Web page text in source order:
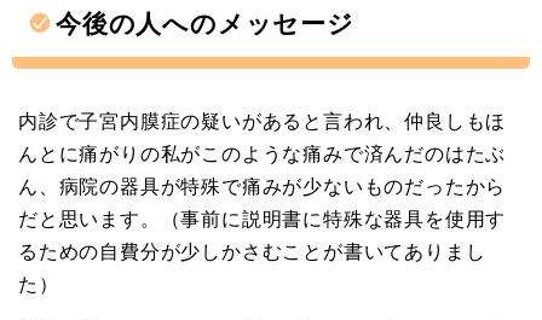
今後の人へのメッセージ
内診で子宮内膜症の疑いがあると言われ、仲良しもほ
んとに痛がりの私がこのような痛みで済んだのはたぶ
ん、病院の器具が特殊で痛みが少ないものだったから
だと思います。（事前に説明書に特殊な器具を使用す
るための自費分が少しかさむことが書いてありまし
た）